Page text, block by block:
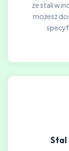
ze stali w
możesz
Stal